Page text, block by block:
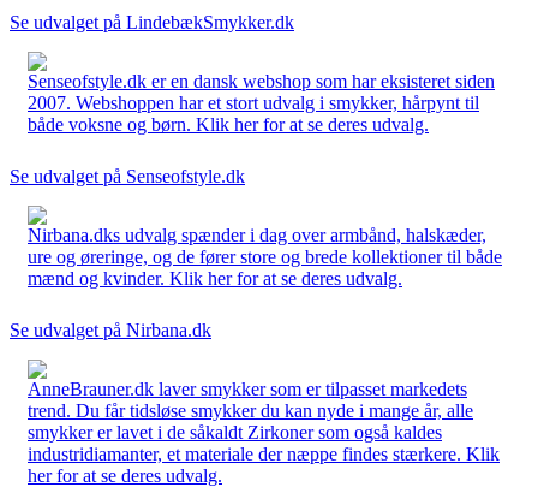
Se udvalget på LindebækSmykker.dk
Senseofstyle.dk er en dansk webshop som har eksisteret siden
2007. Webshoppen har et stort udvalg i smykker, hårpynt til
både voksne og børn. Klik her for at se deres udvalg.
Se udvalget på Senseofstyle.dk
Nirbana.dks udvalg spænder i dag over armbånd, halskæder,
ure og øreringe, og de fører store og brede kollektioner til både
mænd og kvinder. Klik her for at se deres udvalg.
Se udvalget på Nirbana.dk
AnneBrauner.dk laver smykker som er tilpasset markedets
trend. Du får tidsløse smykker du kan nyde i mange år, alle
smykker er lavet i de såkaldt Zirkoner som også kaldes
industridiamanter, et materiale der næppe findes stærkere. Klik
her for at se deres udvalg.